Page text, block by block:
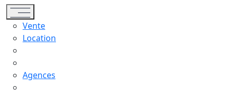
Toggle navigation
Vente
Location
Agences